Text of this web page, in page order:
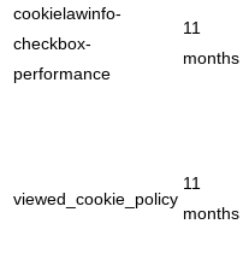
cookielawinfo-
checkbox-
performance
11
months
viewed_cookie_policy
11
months